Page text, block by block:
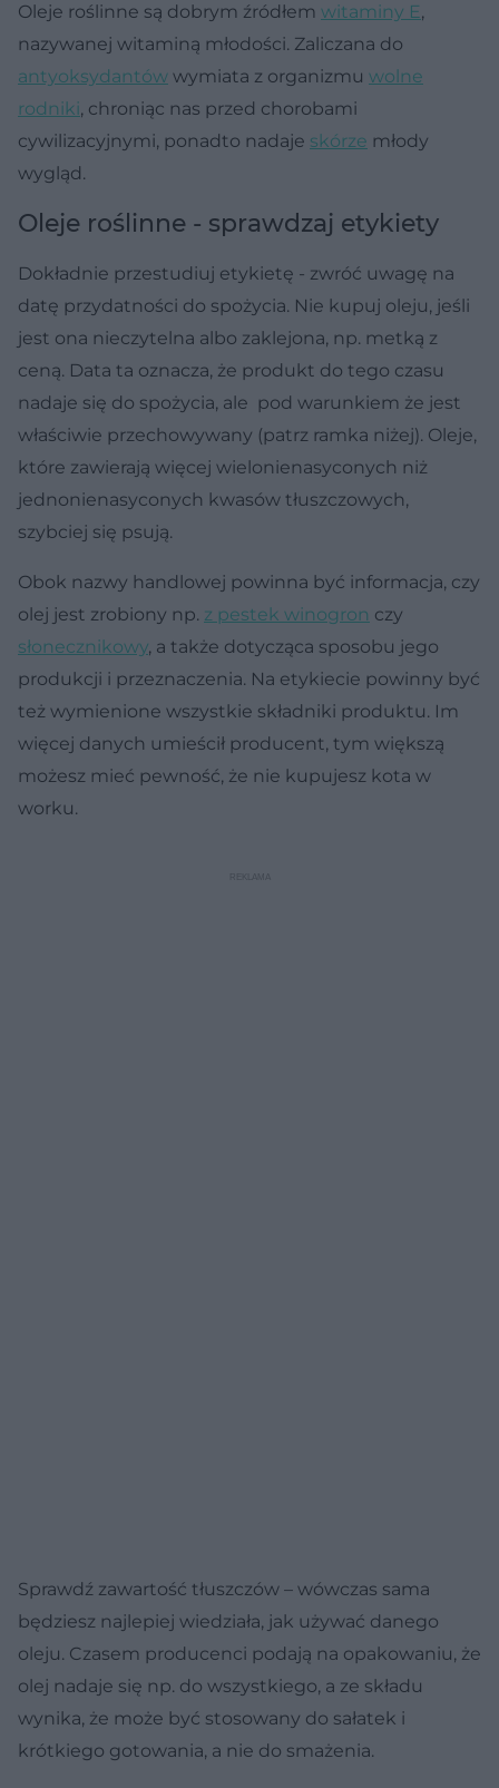
Oleje roślinne są dobrym źródłem witaminy E,
nazywanej witaminą młodości. Zaliczana do
antyoksydantów wymiata z organizmu wolne
rodniki, chroniąc nas przed chorobami
cywilizacyjnymi, ponadto nadaje skórze młody
wygląd.
Oleje roślinne - sprawdzaj etykiety
Dokładnie przestudiuj etykietę - zwróć uwagę na
datę przydatności do spożycia. Nie kupuj oleju, jeśli
jest ona nieczytelna albo zaklejona, np. metką z
ceną. Data ta oznacza, że produkt do tego czasu
nadaje się do spożycia, ale pod warunkiem że jest
właściwie przechowywany (patrz ramka niżej). Oleje,
które zawierają więcej wielonienasyconych niż
jednonienasyconych kwasów tłuszczowych,
szybciej się psują.
Obok nazwy handlowej powinna być informacja, czy
olej jest zrobiony np. z pestek winogron czy
słonecznikowy, a także dotycząca sposobu jego
produkcji i przeznaczenia. Na etykiecie powinny być
też wymienione wszystkie składniki produktu. Im
więcej danych umieścił producent, tym większą
możesz mieć pewność, że nie kupujesz kota w
worku.
Sprawdź zawartość tłuszczów – wówczas sama
będziesz najlepiej wiedziała, jak używać danego
oleju. Czasem producenci podają na opakowaniu, że
olej nadaje się np. do wszystkiego, a ze składu
wynika, że może być stosowany do sałatek i
krótkiego gotowania, a nie do smażenia.